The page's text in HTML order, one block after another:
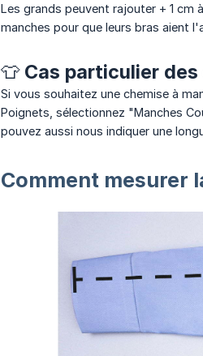
Les grands peuvent rajouter + 1 cm
manches pour que leurs bras aient
👕 Cas particulier
Si vous souhaitez une chemise à
Poignets, sélectionnez "Manches
pouvez aussi nous indiquer une
Comment mesurer